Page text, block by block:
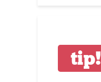
tip!